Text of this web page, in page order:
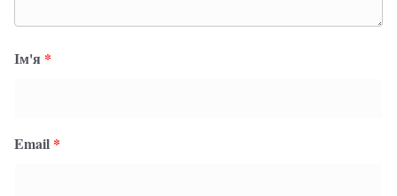
Ім'я *
Email *